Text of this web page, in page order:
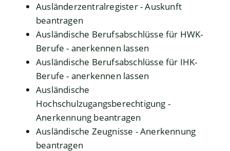
Ausländerzentralregister - Auskunft
beantragen
Ausländische Berufsabschlüsse für HWK-
Berufe - anerkennen lassen
Ausländische Berufsabschlüsse für IHK-
Berufe - anerkennen lassen
Ausländische
Hochschulzugangsberechtigung -
Anerkennung beantragen
Ausländische Zeugnisse - Anerkennung
beantragen